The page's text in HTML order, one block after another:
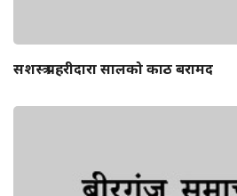
सशस्त्र प्रहरीदारा सालको काठ बरामद